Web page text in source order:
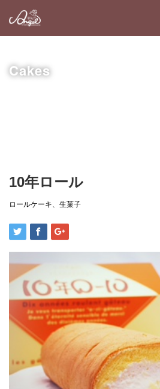
Cakes
10年ロール
ロールケーキ、 生菓子